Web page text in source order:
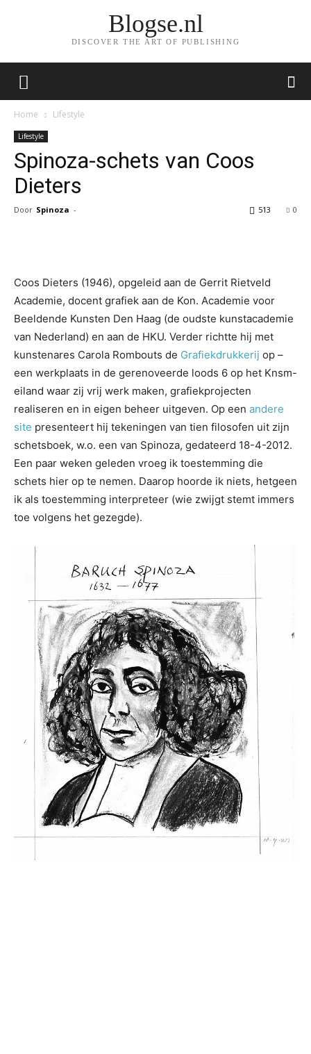
Blogse.nl
DISCOVER THE ART OF PUBLISHING
Home Lifestyle
Lifestyle
Spinoza-schets van Coos
Dieters
Door Spinoza - 0
513
Coos Dieters (1946), opgeleid aan de Gerrit Rietveld
Academie, docent grafiek aan de Kon. Academie voor
Beeldende Kunsten Den Haag (de oudste kunstacademie
van Nederland) en aan de HKU. Verder richtte hij met
kunstenares Carola Rombouts de Grafiekdrukkerij op –
een werkplaats in de gerenoveerde loods 6 op het Knsm-
eiland waar zij vrij werk maken, grafiekprojecten
realiseren en in eigen beheer uitgeven. Op een andere
site presenteert hij tekeningen van tien filosofen uit zijn
schetsboek, w.o. een van Spinoza, gedateerd 18-4-2012.
Een paar weken geleden vroeg ik toestemming die
schets hier op te nemen. Daarop hoorde ik niets, hetgeen
ik als toestemming interpreteer (wie zwijgt stemt immers
toe volgens het gezegde).